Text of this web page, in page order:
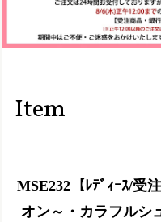
Item
MSE232【ﾚﾃﾞｨｰｽ/受
オン～・カラフルシ